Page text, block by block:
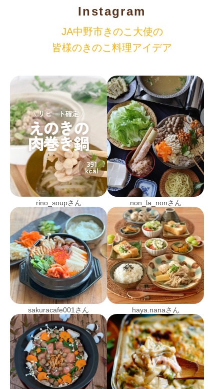
Instagram
JA中野市きのこ大使の
皆様のきのこ料理アイデア
rino_soupさん non_la_nonさん
sakuracafe001さん haya.nanaさん